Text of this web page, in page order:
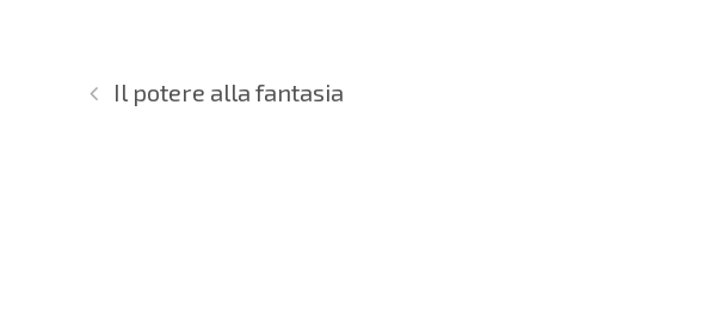
Il potere alla fantasia